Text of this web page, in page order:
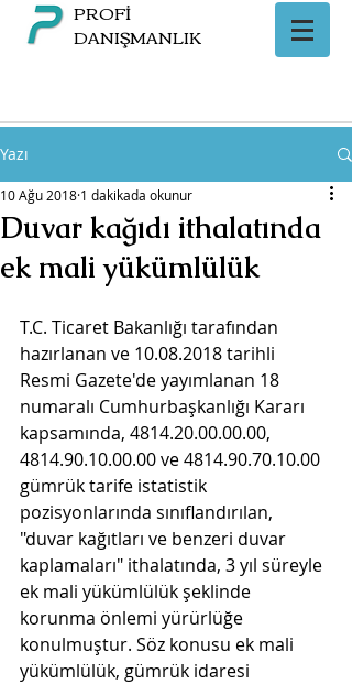
PROFİ
DANIŞMANLIK
Yazı
Duvar kağıdı ithalatında
ek mali yükümlülük
10 Ağu 2018 1 dakikada okunur
T.C. Ticaret Bakanlığı tarafından
hazırlanan ve 10.08.2018 tarihli
Resmi Gazete'de yayımlanan 18
numaralı Cumhurbaşkanlığı Kararı
kapsamında, 4814.20.00.00.00,
4814.90.10.00.00 ve 4814.90.70.10.00
gümrük tarife istatistik
pozisyonlarında sınıflandırılan,
"duvar kağıtları ve benzeri duvar
kaplamaları" ithalatında, 3 yıl süreyle
ek mali yükümlülük şeklinde
korunma önlemi yürürlüğe
konulmuştur. Söz konusu ek mali
yükümlülük, gümrük idaresi